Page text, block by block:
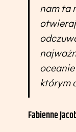
nam ta
którym
Fabienne